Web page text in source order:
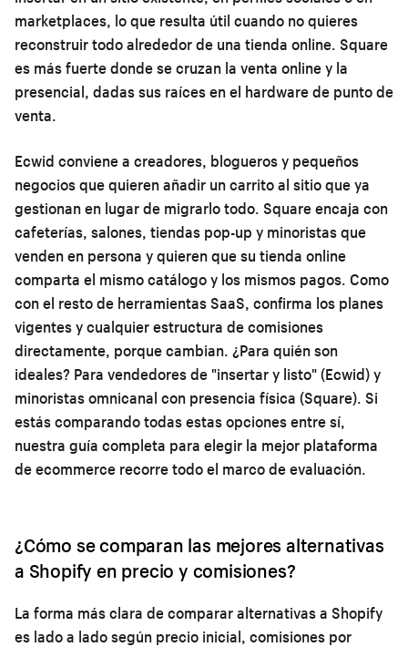
marketplaces, lo que resulta útil cuando no quieres
reconstruir todo alrededor de una tienda online. Square
es más fuerte donde se cruzan la venta online y la
presencial, dadas sus raíces en el hardware de punto de
venta.
Ecwid conviene a creadores, blogueros y pequeños
negocios que quieren añadir un carrito al sitio que ya
gestionan en lugar de migrarlo todo. Square encaja con
cafeterías, salones, tiendas pop-up y minoristas que
venden en persona y quieren que su tienda online
comparta el mismo catálogo y los mismos pagos. Como
con el resto de herramientas SaaS, confirma los planes
vigentes y cualquier estructura de comisiones
directamente, porque cambian. ¿Para quién son
ideales? Para vendedores de "insertar y listo" (Ecwid) y
minoristas omnicanal con presencia física (Square). Si
estás comparando todas estas opciones entre sí,
nuestra guía completa para elegir la mejor plataforma
de ecommerce recorre todo el marco de evaluación.
¿Cómo se comparan las mejores alternativas
a Shopify en precio y comisiones?
La forma más clara de comparar alternativas a Shopify
es lado a lado según precio inicial, comisiones por